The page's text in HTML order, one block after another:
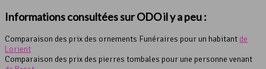
Informations consultées sur ODO il y a peu :
Comparaison des prix des ornements Funéraires pour un habitant de
Lorient
Comparaison des prix des pierres tombales pour une personne venant